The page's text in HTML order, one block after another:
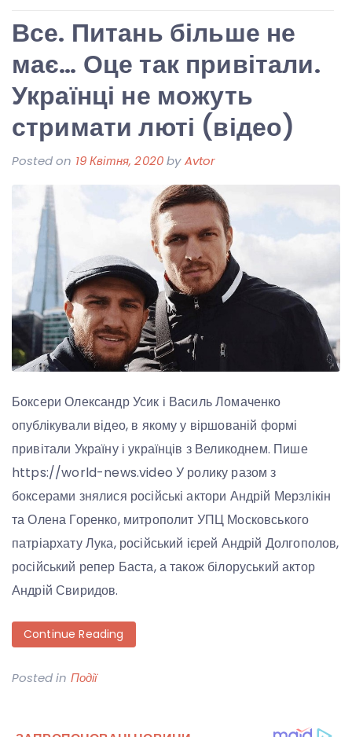
Все. Питань більше не
має… Оце так привітали.
Українці не можуть
стримати люті (відео)
Posted on 19 Квітня, 2020byAvtor
Боксери Олександр Усик і Василь Ломаченко
опублікували відео, в якому у віршованій формі
привітали Україну і українців з Великоднем. Пише
https://world-news.video У ролику разом з
боксерами знялися російські актори Андрій Мерзлікін
та Олена Горенко, митрополит УПЦ Московського
патріархату Лука, російський ієрей Андрій Долгополов,
російський репер Баста, а також білоруський актор
Андрій Свиридов.
Continue Reading
Posted in Події